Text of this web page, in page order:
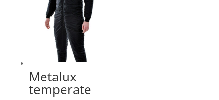
Metalux
temperate